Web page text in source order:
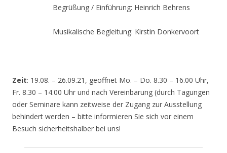
Begrüßung / Einführung: Heinrich Behrens
Musikalische Begleitung: Kirstin Donkervoort
Zeit: 19.08. – 26.09.21, geöffnet Mo. – Do. 8.30 – 16.00 Uhr,
Fr. 8.30 – 14.00 Uhr und nach Vereinbarung (durch Tagungen
oder Seminare kann zeitweise der Zugang zur Ausstellung
behindert werden – bitte informieren Sie sich vor einem
Besuch sicherheitshalber bei uns!